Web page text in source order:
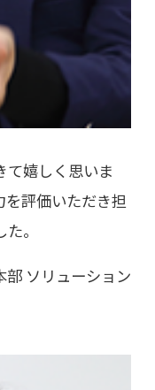
て嬉しく思いま
を評価いただき担
。
部 ソリューション